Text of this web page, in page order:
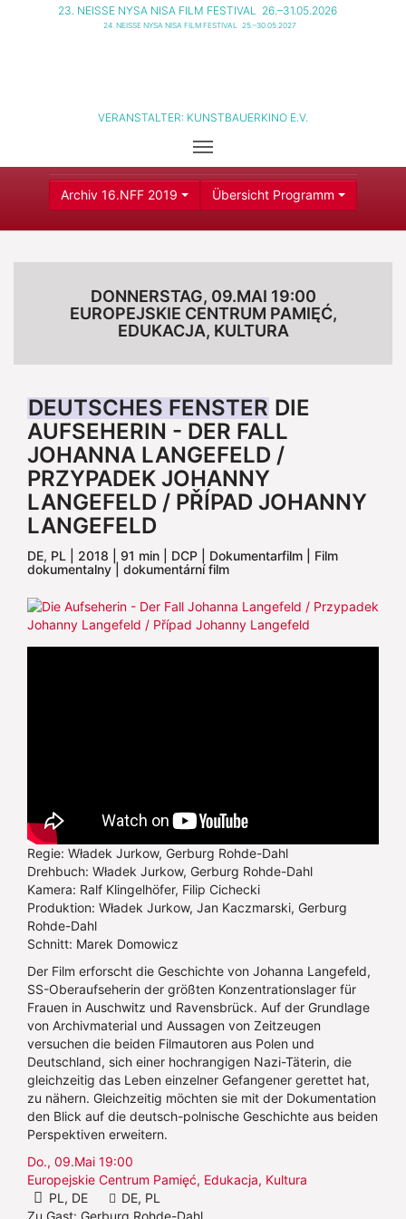
23. NEISSE NYSA NISA FILM FESTIVAL 26.–31.05.2026
24. NEISSE NYSA NISA FILM FESTIVAL 25.–30.05.2027
VERANSTALTER: KUNSTBAUERKINO E.V.
Archiv 16.NFF 2019 Übersicht Programm
DONNERSTAG, 09.MAI 19:00
EUROPEJSKIE CENTRUM PAMIĘĆ,
EDUKACJA, KULTURA
DEUTSCHES FENSTER DIE
AUFSEHERIN - DER FALL
JOHANNA LANGEFELD /
PRZYPADEK JOHANNY
LANGEFELD / PŘÍPAD JOHANNY
LANGEFELD
DE, PL | 2018 | 91 min | DCP | Dokumentarfilm | Film
dokumentalny | dokumentární film
Regie: Władek Jurkow, Gerburg Rohde-Dahl
Drehbuch: Władek Jurkow, Gerburg Rohde-Dahl
Kamera: Ralf Klingelhöfer, Filip Cichecki
Produktion: Władek Jurkow, Jan Kaczmarski, Gerburg
Rohde-Dahl
Schnitt: Marek Domowicz
Der Film erforscht die Geschichte von Johanna Langefeld,
SS-Oberaufseherin der größten Konzentrationslager für
Frauen in Auschwitz und Ravensbrück. Auf der Grundlage
von Archivmaterial und Aussagen von Zeitzeugen
versuchen die beiden Filmautoren aus Polen und
Deutschland, sich einer hochrangigen Nazi-Täterin, die
gleichzeitig das Leben einzelner Gefangener gerettet hat,
zu nähern. Gleichzeitig möchten sie mit der Dokumentation
den Blick auf die deutsch-polnische Geschichte aus beiden
Perspektiven erweitern.
Do., 09.Mai 19:00
Europejskie Centrum Pamięć, Edukacja, Kultura
PL, DE
DE, PL